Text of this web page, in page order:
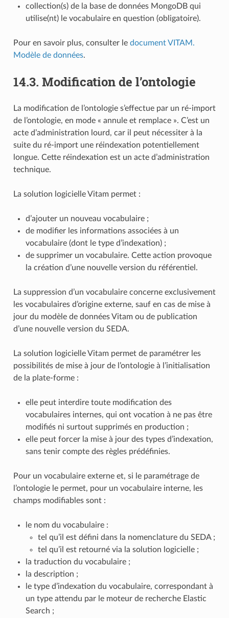
collection(s) de la base de données MongoDB qui
utilise(nt) le vocabulaire en question (obligatoire).
Pour en savoir plus, consulter le document VITAM.
Modèle de données.
14.3. Modification de l’ontologie
La modification de l’ontologie s’effectue par un ré-import
de l’ontologie, en mode « annule et remplace ». C’est un
acte d’administration lourd, car il peut nécessiter à la
suite du ré-import une réindexation potentiellement
longue. Cette réindexation est un acte d’administration
technique.
La solution logicielle Vitam permet :
d’ajouter un nouveau vocabulaire ;
de modifier les informations associées à un
vocabulaire (dont le type d’indexation) ;
de supprimer un vocabulaire. Cette action provoque
la création d’une nouvelle version du référentiel.
La suppression d’un vocabulaire concerne exclusivement
les vocabulaires d’origine externe, sauf en cas de mise à
jour du modèle de données Vitam ou de publication
d’une nouvelle version du SEDA.
La solution logicielle Vitam permet de paramétrer les
possibilités de mise à jour de l’ontologie à l’initialisation
de la plate-forme :
elle peut interdire toute modification des
vocabulaires internes, qui ont vocation à ne pas être
modifiés ni surtout supprimés en production ;
elle peut forcer la mise à jour des types d’indexation,
sans tenir compte des règles prédéfinies.
Pour un vocabulaire externe et, si le paramétrage de
l’ontologie le permet, pour un vocabulaire interne, les
champs modifiables sont :
le nom du vocabulaire :
tel qu’il est défini dans la nomenclature du SEDA ;
tel qu’il est retourné via la solution logicielle ;
la traduction du vocabulaire ;
la description ;
le type d’indexation du vocabulaire, correspondant à
un type attendu par le moteur de recherche Elastic
Search ;